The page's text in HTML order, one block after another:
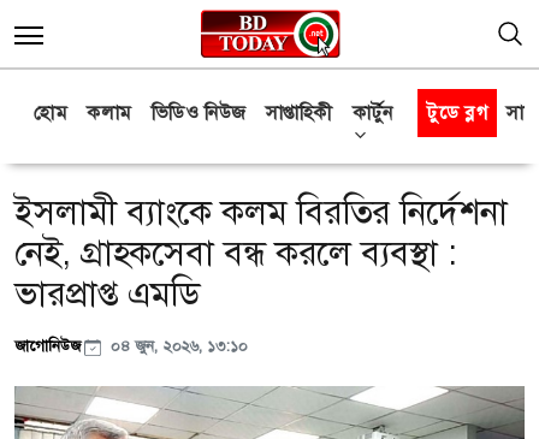
হোম কলাম ভিডিও নিউজ সাপ্তাহিকী কার্টুন টুডে ব্লগ
ইসলামী ব্যাংকে কলম বিরতির নির্দেশনা
নেই, গ্রাহকসেবা বন্ধ করলে ব্যবস্থা :
ভারপ্রাপ্ত এমডি
জাগোনিউজ ০৪ জুন, ২০২৬, ১৩:১০